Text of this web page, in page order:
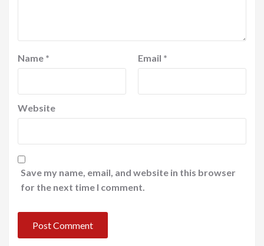
Name * Email *
Website
Save my name, email, and website in this browser
for the next time I comment.